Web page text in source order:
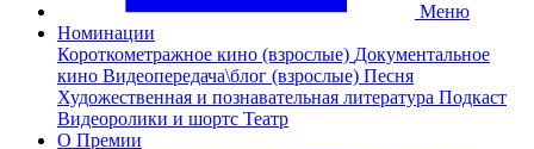
Меню
Номинации
Короткометражное кино (взрослые) Документальное
кино Видеопередача\блог (взрослые) Песня
Художественная и познавательная литература Подкаст
Видеоролики и шортс Театр
О Премии